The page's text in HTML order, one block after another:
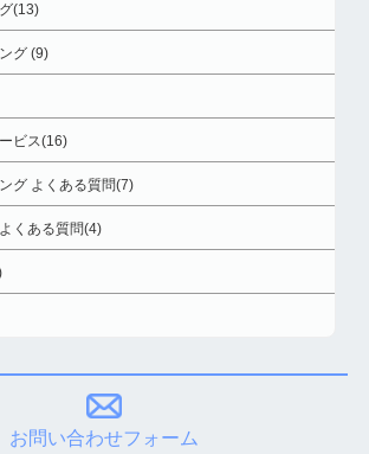
(13)
グ (9)
ビス(16)
グ よくある質問(7)
くある質問(4)
お問い合わせフォーム